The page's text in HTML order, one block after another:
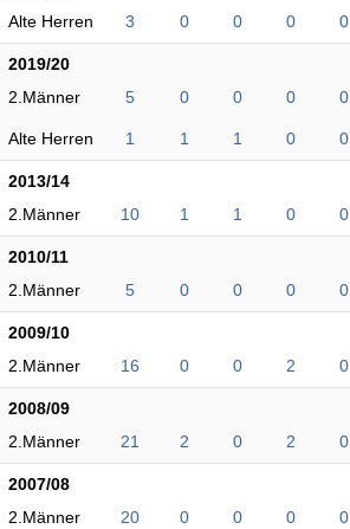
Alte Herren
3 0 0 0 0
2019/20
2.Männer
5 0 0 0 0
Alte Herren 1 1 1 0 0
2013/14
2.Männer
10 1 1 0 0
2010/11
2.Männer
5 0 0 0 0
2009/10
2.Männer
16 0 0 2 0
2008/09
2.Männer
21 2 0 2 0
2007/08
2.Männer
20 0 0 0 0